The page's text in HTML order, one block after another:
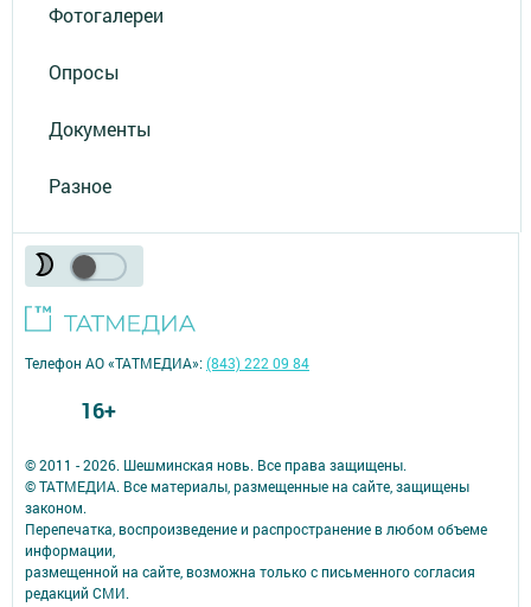
Фотогалереи
Опросы
Документы
Разное
© 2011 - 2026. Шешминская новь. Все права защищены.
© ТАТМЕДИА. Все материалы, размещенные на сайте, защищены
законом.
Перепечатка, воспроизведение и распространение в любом объеме
информации,
размещенной на сайте, возможна только с письменного согласия
редакций СМИ.
Телефон АО «ТАТМЕДИА»:(843) 222 09 84
16+